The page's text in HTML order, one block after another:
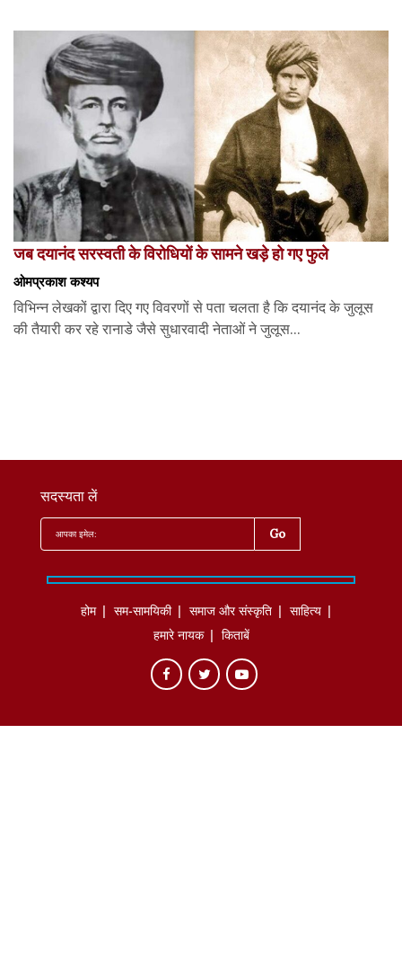
जब दयानंद सरस्वती के विरोधियों के सामने खड़े हो गए फुले
ओमप्रकाश कश्यप
विभिन्न लेखकों द्वारा दिए गए विवरणों से पता चलता है कि दयानंद के जुलूस
की तैयारी कर रहे रानाडे जैसे सुधारवादी नेताओं ने जुलूस...
सदस्यता लें
होम सम-सामयिकी समाज और संस्कृति
साहित्‍य
हमारे नायक
किताबें